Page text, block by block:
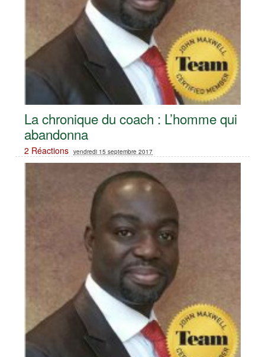
La chronique du coach : L’homme qui
abandonna
2 Réactions vendredi 15 septembre 2017